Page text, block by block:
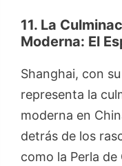
11. La
Moderna: El
Shanghai, con
representa la
moderna en
detrás de los
como la Perla